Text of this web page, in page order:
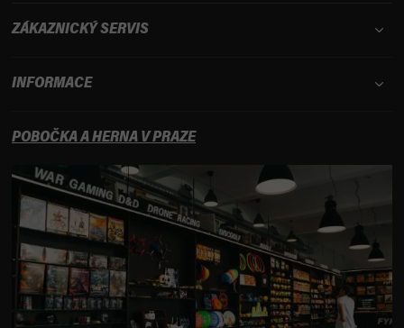
ZÁKAZNICKÝ SERVIS
INFORMACE
POBOČKA A HERNA V PRAZE